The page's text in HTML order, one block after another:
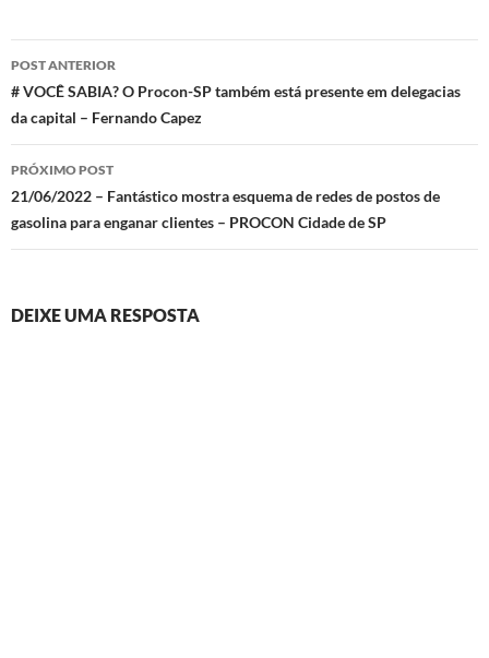
Navegação
de
posts
POST ANTERIOR
# VOCÊ SABIA? O Procon-SP também está presente em delegacias
da capital – Fernando Capez
PRÓXIMO POST
21/06/2022 – Fantástico mostra esquema de redes de postos de
gasolina para enganar clientes – PROCON Cidade de SP
DEIXE UMA RESPOSTA